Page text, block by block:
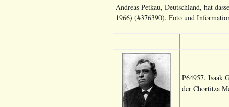
Andreas Petkau, Deutschland, hat
1966) (#376390). Foto und
P64957. Isaak
der Chortitza